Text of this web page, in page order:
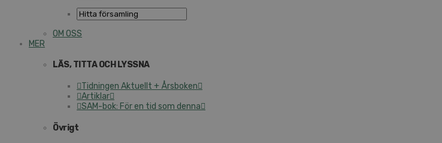
OM OSS
MER
LÄS, TITTA OCH LYSSNA
Tidningen Aktuellt + Årsboken
Artiklar
SAM-bok: För en tid som denna
Övrigt